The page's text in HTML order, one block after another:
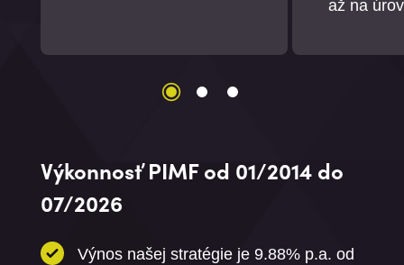
až na
Výkonnosť PIMF od 01/2014 do
07/2026
Výnos našej stratégie je 9.88% p.a. od